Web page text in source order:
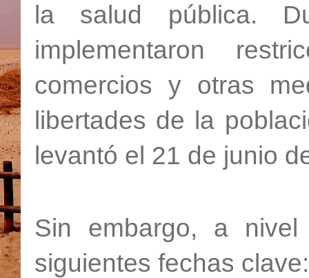
la salud pública.
implementaron
comercios y otras
libertades de la
levantó el 21 de junio
Sin embargo, a
siguientes fechas clave: